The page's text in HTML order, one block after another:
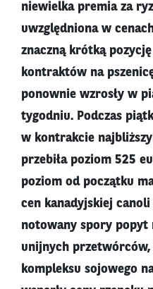
niewielka premia za
uwzględniona w
znaczną krótką
kontraktów na
ponownie wzrosły w
tygodniu. Podczas
w kontrakcie
przebiła poziom 525
poziom od początku
cen kanadyjskiej
notowany spory popyt
unijnych przetwórców,
kompleksu sojowego